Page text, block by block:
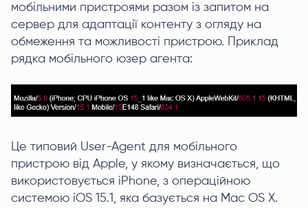
мобільними пристроями разом із запитом на
сервер для адаптації контенту з огляду на
обмеження та можливості пристрою. Приклад
рядка мобільного юзер агента:
Це типовий User-Agent для мобільного
пристрою від Apple, у якому визначається, що
використовується iPhone, з операційною
системою iOS 15.1, яка базується на Mac OS X.